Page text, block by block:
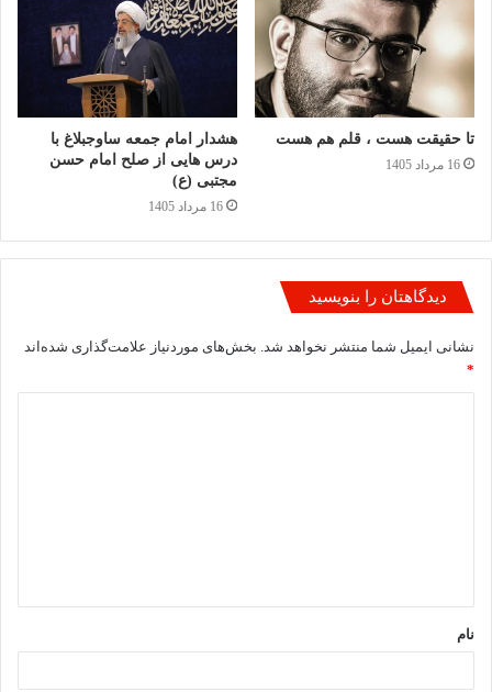
تا حقیقت هست ، قلم هم هست
16 مرداد 1405
هشدار امام جمعه ساوجبلاغ با
درس هایی از صلح امام حسن
مجتبی (ع)
16 مرداد 1405
دیدگاهتان را بنویسید
نشانی ایمیل شما منتشر نخواهد شد. بخش‌های موردنیاز علامت‌گذاری شده‌اند
*
*
نام